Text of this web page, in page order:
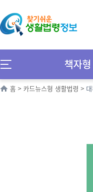
책자형
홈 > 카드뉴스형 생활법령 >